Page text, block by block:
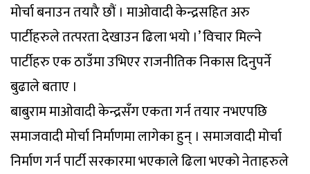
मोर्चा बनाउन तयारै छौं । माओवादी केन्द्रसहित अरु
पार्टीहरुले तत्परता देखाउन ढिला भयो ।’ विचार मिल्ने
पार्टीहरु एक ठाउँमा उभिएर राजनीतिक निकास दिनुपर्ने
बुढाले बताए ।
बाबुराम माओवादी केन्द्रसँग एकता गर्न तयार नभएपछि
समाजवादी मोर्चा निर्माणमा लागेका हुन् । समाजवादी मोर्चा
निर्माण गर्न पार्टी सरकारमा भएकाले ढिला भएको नेताहरुले